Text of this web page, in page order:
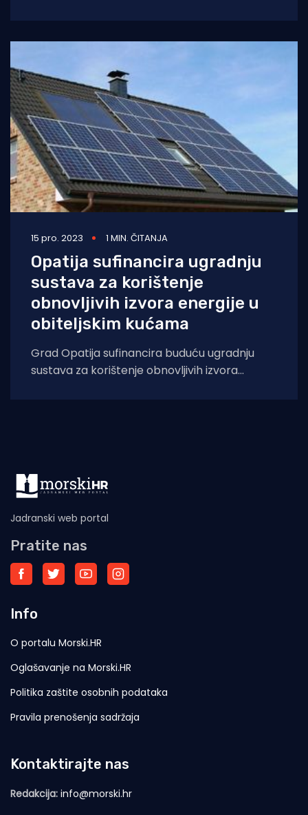
15 pro. 2023 1 MIN. ČITANJA
Opatija sufinancira ugradnju
sustava za korištenje
obnovljivih izvora energije u
obiteljskim kućama
Grad Opatija sufinancira buduću ugradnju
sustava za korištenje obnovljivih izvora
Jadranski web portal
Pratite nas
Info
O portalu Morski.HR
Oglašavanje na Morski.HR
Politika zaštite osobnih podataka
Pravila prenošenja sadržaja
Kontaktirajte nas
Redakcija: info@morski.hr